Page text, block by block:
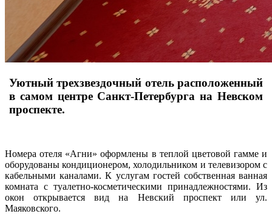
Уютный трехзвездочный отель расположенный
в самом центре Санкт-Петербурга на Невском
проспекте.
Номера отеля «Агни» оформлены в теплой цветовой гамме и
оборудованы кондиционером, холодильником и телевизором с
кабельными каналами. К услугам гостей собственная ванная
комната с туалетно-косметическими принадлежностями. Из
окон открывается вид на Невский проспект или ул.
Маяковского.